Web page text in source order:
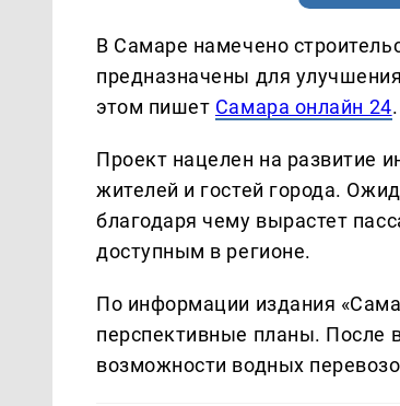
В Самаре намечено
предназначены для
этом пишет Самара онлайн 24.
Проект нацелен на развитие
жителей и гостей города.
благодаря чему вырастет
доступным в регионе.
По информации издания
перспективные планы. После
возможности водных